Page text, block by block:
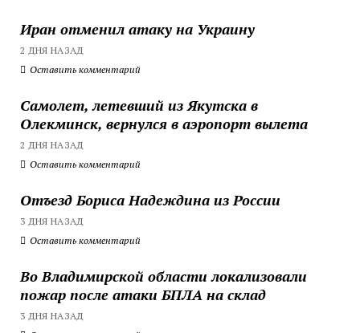
Иран отменил атаку на Украину
2 ДНЯ НАЗАД
Оставить комментарий
Самолет, летевший из Якутска в
Олекминск, вернулся в аэропорт вылета
2 ДНЯ НАЗАД
Оставить комментарий
Отъезд Бориса Надеждина из России
3 ДНЯ НАЗАД
Оставить комментарий
Во Владимирской области локализовали
пожар после атаки БПЛА на склад
3 ДНЯ НАЗАД